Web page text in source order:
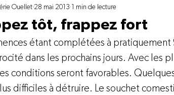
des grains Productions végétales
Production porcine Reportages
tôt, frappez fort
Ouellet 28 mai 2013 1 min de lecture
étant complétées à
dans les prochains jours. Avec les
conditions seront favorables.
difficiles à détruire. Le souchet